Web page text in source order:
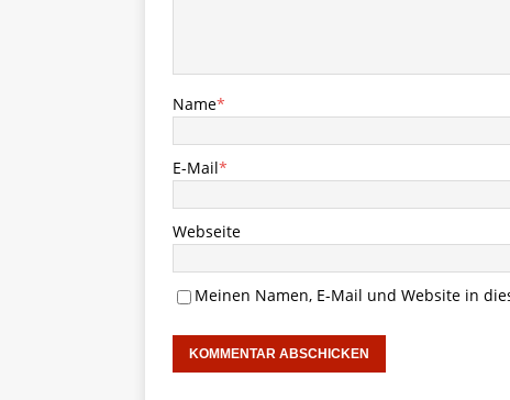
Name*
E-Mail*
Webseite
Meinen Namen, E-Mail und Website in